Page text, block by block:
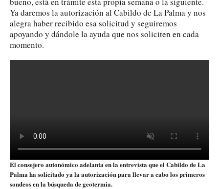
Ya daremos la autorización al Cabildo de La Palma y nos
alegra haber recibido esa solicitud y seguiremos
apoyando y dándole la ayuda que nos soliciten en cada
momento.
El consejero autonómico adelanta en la entrevista que el Cabildo de La
Palma ha solicitado ya la autorización para llevar a cabo los primeros
sondeos en la búsqueda de geotermia.